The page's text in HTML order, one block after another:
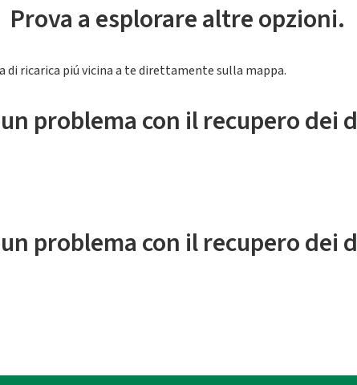
Prova a esplorare altre opzioni.
ricarica piú vicina a te direttamente sulla mappa.
problema con il recupero dei
problema con il recupero dei